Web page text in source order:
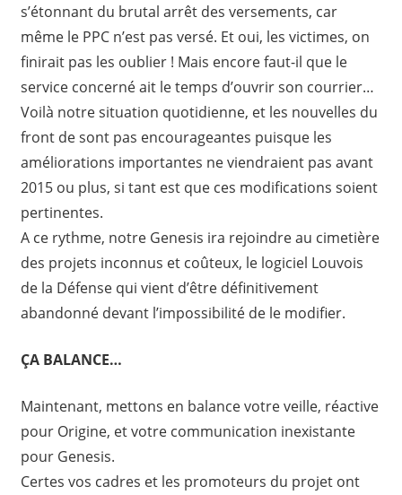
s’étonnant du brutal arrêt des versements, car
même le PPC n’est pas versé. Et oui, les victimes, on
finirait pas les oublier ! Mais encore faut-il que le
service concerné ait le temps d’ouvrir son courrier…
Voilà notre situation quotidienne, et les nouvelles du
front de sont pas encourageantes puisque les
améliorations importantes ne viendraient pas avant
2015 ou plus, si tant est que ces modifications soient
pertinentes.
A ce rythme, notre Genesis ira rejoindre au cimetière
des projets inconnus et coûteux, le logiciel Louvois
de la Défense qui vient d’être définitivement
abandonné devant l’impossibilité de le modifier.
ÇA BALANCE…
Maintenant, mettons en balance votre veille, réactive
pour Origine, et votre communication inexistante
pour Genesis.
Certes vos cadres et les promoteurs du projet ont